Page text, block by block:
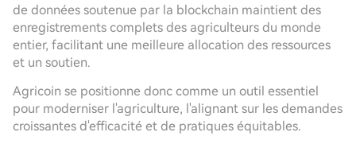
de données soutenue par la blockchain maintient des
enregistrements complets des agriculteurs du monde
entier, facilitant une meilleure allocation des ressources
et un soutien.
Agricoin se positionne donc comme un outil essentiel
pour moderniser l'agriculture, l'alignant sur les demandes
croissantes d'efficacité et de pratiques équitables.